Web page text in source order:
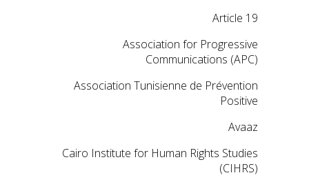
Article 19
Association for Progressive
Communications (APC)
Association Tunisienne de Prévention
Positive
Avaaz
Cairo Institute for Human Rights Studies
(CIHRS)